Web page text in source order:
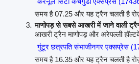
समय है 07.25 और यह ट्रैन चलती है
माणोपड़ से सबसे आखरी में जाने वाली
आखरी ट्रैन माणोपड़ और अरेपल्ली
गुंटूर छत्रपति संभाजीनगर एक्सप्रेस
समय है 16.35 और यह ट्रैन चलती है